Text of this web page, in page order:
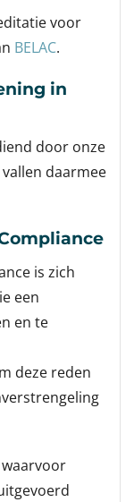
voor
BELAC.
in
door onze
daarmee
is zich
een
en te
deze reden